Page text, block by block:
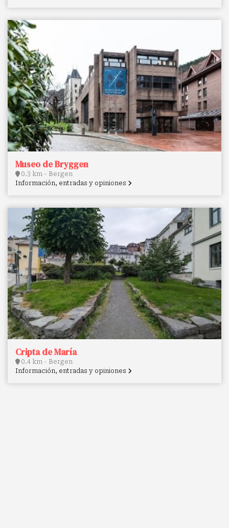
Museo de Bryggen
0.3 km - Bergen
Información, entradas y opiniones
Cripta de María
0.4 km - Bergen
Información, entradas y opiniones